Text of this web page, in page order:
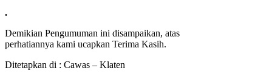
.
Demikian Pengumuman ini disampaikan, atas
perhatiannya kami ucapkan Terima Kasih.
Ditetapkan di : Cawas – Klaten